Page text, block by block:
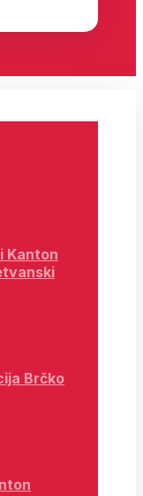
Kanton
Brčko